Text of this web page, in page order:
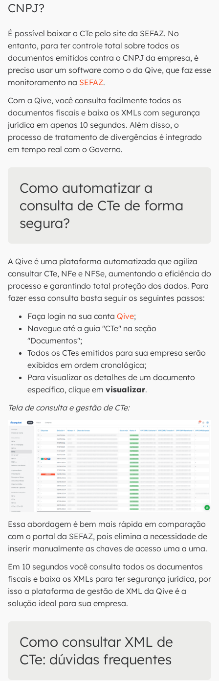
CNPJ?
É possível baixar o CTe pelo site da SEFAZ. No
entanto, para ter controle total sobre todos os
documentos emitidos contra o CNPJ da empresa, é
preciso usar um software como o da Qive, que faz esse
monitoramento na SEFAZ.
Com a Qive, você consulta facilmente todos os
documentos fiscais e baixa os XMLs com segurança
jurídica em apenas 10 segundos. Além disso, o
processo de tratamento de divergências é integrado
em tempo real com o Governo.
Como automatizar a
consulta de CTe de forma
segura?
A Qive é uma plataforma automatizada que agiliza
consultar CTe, NFe e NFSe, aumentando a eficiência do
processo e garantindo total proteção dos dados. Para
fazer essa consulta basta seguir os seguintes passos:
Faça login na sua conta Qive;
Navegue até a guia "CTe" na seção
"Documentos";
Todos os CTes emitidos para sua empresa serão
exibidos em ordem cronológica;
Para visualizar os detalhes de um documento
específico, clique em visualizar.
Tela de consulta e gestão de CTe:
Essa abordagem é bem mais rápida em comparação
com o portal da SEFAZ, pois elimina a necessidade de
inserir manualmente as chaves de acesso uma a uma.
Em 10 segundos você consulta todos os documentos
fiscais e baixa os XMLs para ter segurança jurídica, por
isso a plataforma de gestão de XML da Qive é a
solução ideal para sua empresa.
Como consultar XML de
CTe: dúvidas frequentes